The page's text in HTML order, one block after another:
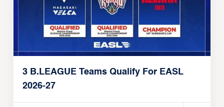
3 B.LEAGUE Teams Qualify For EASL
2026-27